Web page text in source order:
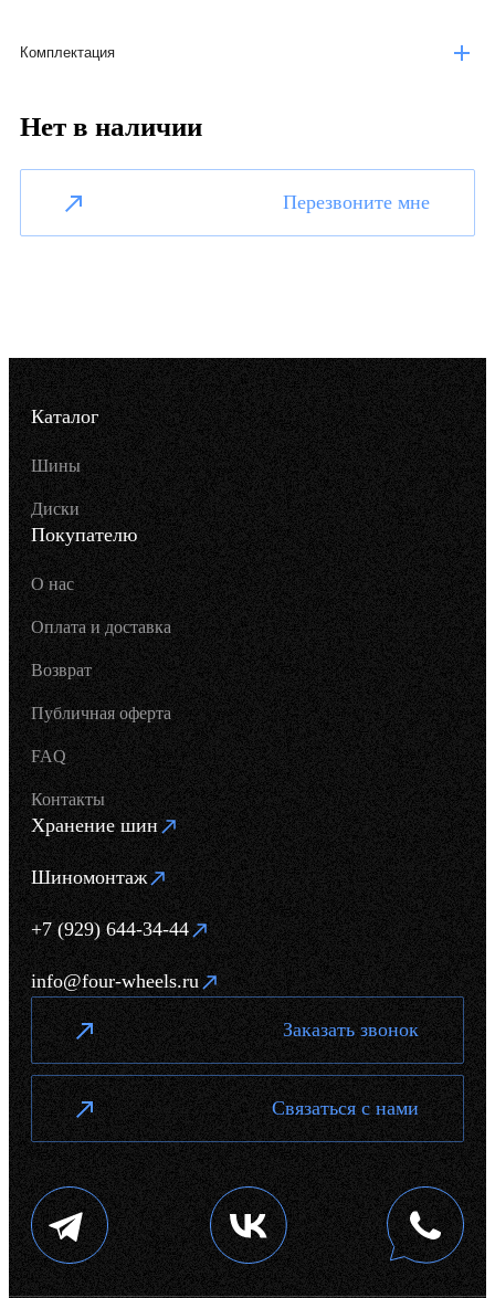
Комплектация
Нет в наличии
Перезвоните мне
Каталог
Шины
Диски
Покупателю
О нас
Оплата и доставка
Возврат
Публичная оферта
FAQ
Контакты
Хранение шин
Шиномонтаж
+7 (929) 644-34-44
info@four-wheels.ru
Заказать звонок
Связаться с нами